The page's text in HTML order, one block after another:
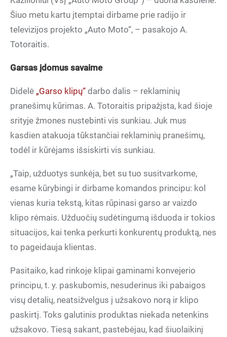
Šiuo metu kartu įtemptai dirbame prie radijo ir
televizijos projekto „Auto Moto“, – pasakojo A.
Totoraitis.
Garsas įdomus savaime
Didelė „Garso klipų“ darbo dalis – reklaminių
pranešimų kūrimas. A. Totoraitis pripažįsta, kad šioje
srityje žmones nustebinti vis sunkiau. Juk mus
kasdien atakuoja tūkstančiai reklaminių pranešimų,
todėl ir kūrėjams išsiskirti vis sunkiau.
„Taip, užduotys sunkėja, bet su tuo susitvarkome,
esame kūrybingi ir dirbame komandos principu: kol
vienas kuria tekstą, kitas rūpinasi garso ar vaizdo
klipo rėmais. Užduočių sudėtingumą išduoda ir tokios
situacijos, kai tenka perkurti konkurentų produktą, nes
to pageidauja klientas.
Pasitaiko, kad rinkoje klipai gaminami konvejerio
principu, t. y. paskubomis, nesuderinus iki pabaigos
visų detalių, neatsižvelgus į užsakovo norą ir klipo
paskirtį. Toks galutinis produktas niekada netenkins
užsakovo. Tiesą sakant, pastebėjau, kad šiuolaikinį